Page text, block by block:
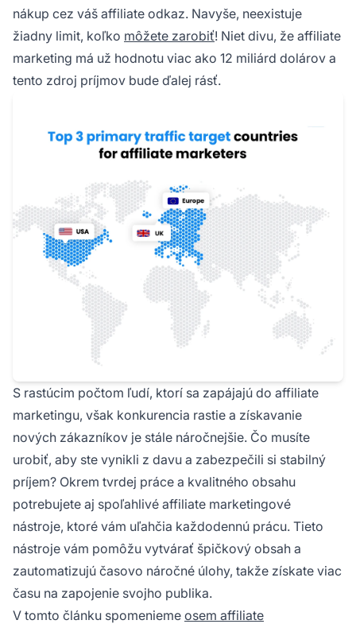
nákup cez váš affiliate odkaz. Navyše, neexistuje
žiadny limit, koľko môžete zarobiť! Niet divu, že affiliate
marketing má už hodnotu viac ako 12 miliárd dolárov a
tento zdroj príjmov bude ďalej rásť.
S rastúcim počtom ľudí, ktorí sa zapájajú do affiliate
marketingu, však konkurencia rastie a získavanie
nových zákazníkov je stále náročnejšie. Čo musíte
urobiť, aby ste vynikli z davu a zabezpečili si stabilný
príjem? Okrem tvrdej práce a kvalitného obsahu
potrebujete aj spoľahlivé affiliate marketingové
nástroje, ktoré vám uľahčia každodennú prácu. Tieto
nástroje vám pomôžu vytvárať špičkový obsah a
zautomatizujú časovo náročné úlohy, takže získate viac
času na zapojenie svojho publika.
V tomto článku spomenieme osem affiliate